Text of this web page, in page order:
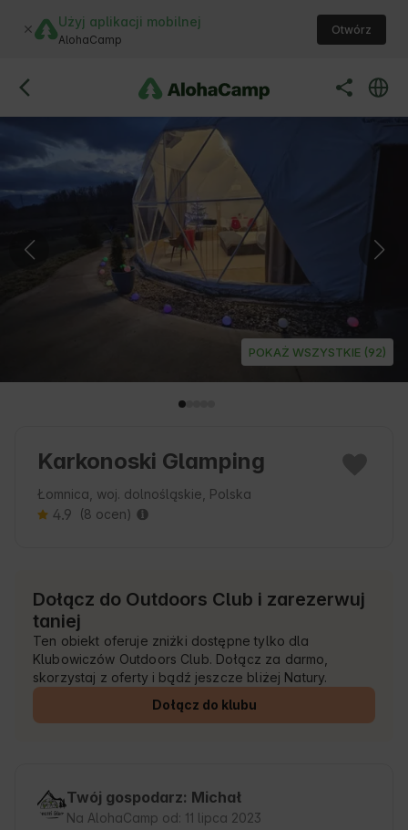
Użyj aplikacji mobilnej
AlohaCamp
Otwórz
POKAŻ WSZYSTKIE (92)
Karkonoski Glamping
Łomnica, woj. dolnośląskie, Polska
4.9 (8 ocen)
Dołącz do Outdoors Club i zarezerwuj
taniej
Ten obiekt oferuje zniżki dostępne tylko dla
Klubowiczów Outdoors Club. Dołącz za darmo,
skorzystaj z oferty i bądź jeszcze bliżej Natury.
Dołącz do klubu
Twój gospodarz: Michał
Na AlohaCamp od: 11 lipca 2023